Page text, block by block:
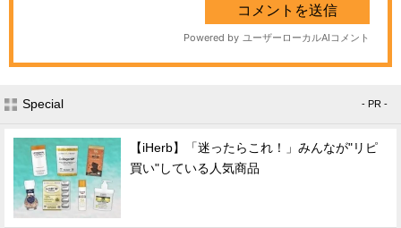
Special - PR -
【iHerb】「迷ったらこれ！」みんなが"リピ
買い"している人気商品